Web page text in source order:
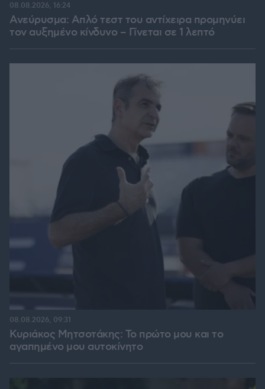
Ανεύρυσμα: Απλό τεστ του αντίχειρα προμηνύει
τον αυξημένο κίνδυνο – Γίνεται σε 1 λεπτό
08.08.2026, 16:24
Κυριάκος Μητσοτάκης: Το πρώτο μου και το
αγαπημένο μου αυτοκίνητο
08.08.2026, 09:31